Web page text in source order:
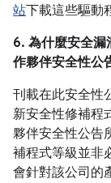
站下載這些驅動
6. 為什麼安全
作夥伴安全性公
刊載在此安全性
新安全性修補程
夥伴安全性公告
補程式等級並非
會針對該公司的